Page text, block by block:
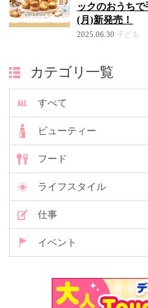
ックのおうち
(月)新発売！
2025.06.30 子ども
カテゴリ一覧
すべて
ビューティー
フード
ライフスタイル
仕事
イベント